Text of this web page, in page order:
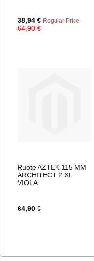
Special
Price
38,94 € Regular Price
64,90 €
Ruote AZTEK 115 MM
ARCHITECT 2 XL
VIOLA
64,90 €